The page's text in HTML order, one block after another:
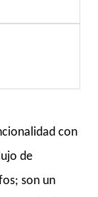
con
de
son un